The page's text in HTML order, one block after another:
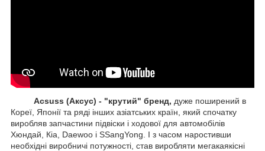
Acsuss (Аксус) - "крутий" бренд, дуже поширений в
Кореї, Японії та ряді інших азіатських країн, який спочатку
виробляв запчастини підвіски і ходової для автомобілів
Хюндай, Кіа, Daewoo і SSangYong. І з часом наростивши
необхідні виробничі потужності, став виробляти мегакаякісні